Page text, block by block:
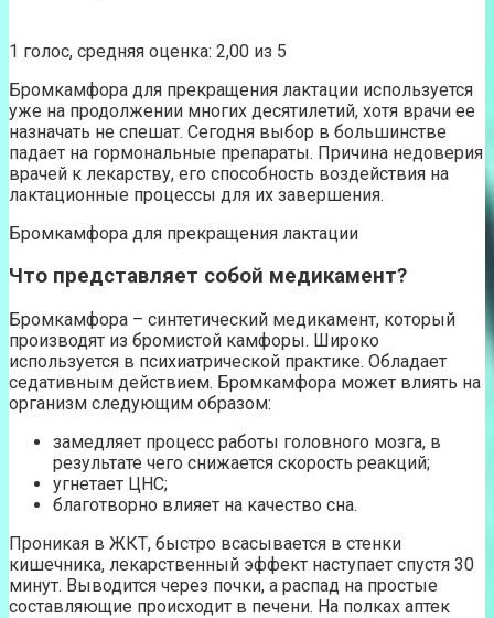
1 голос, средняя оценка: 2,00 из 5
Бромкамфора для прекращения лактации используется
уже на продолжении многих десятилетий, хотя врачи ее
назначать не спешат. Сегодня выбор в большинстве
падает на гормональные препараты. Причина недоверия
врачей к лекарству, его способность воздействия на
лактационные процессы для их завершения.
Бромкамфора для прекращения лактации
Что представляет собой медикамент?
Бромкамфора – синтетический медикамент, который
производят из бромистой камфоры. Широко
используется в психиатрической практике. Обладает
седативным действием. Бромкамфора может влиять на
организм следующим образом:
замедляет процесс работы головного мозга, в
результате чего снижается скорость реакций;
угнетает ЦНС;
благотворно влияет на качество сна.
Проникая в ЖКТ, быстро всасывается в стенки
кишечника, лекарственный эффект наступает спустя 30
минут. Выводится через почки, а распад на простые
составляющие происходит в печени. На полках аптек